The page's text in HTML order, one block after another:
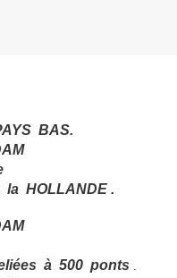
BAS.
HOLLANDE .
à 500 ponts